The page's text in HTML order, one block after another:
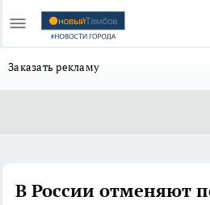
Заказать рекламу
В России отменяют